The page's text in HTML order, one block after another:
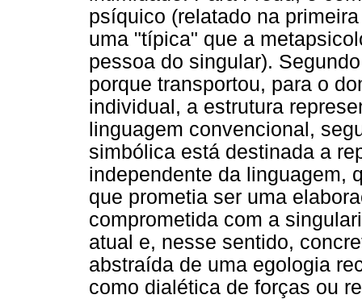
psíquico (relatado na
uma "típica" que a
pessoa do singular).
porque transportou, para o
individual, a estrutura
linguagem convencional,
simbólica está destinada a
independente da linguagem,
que prometia ser uma
comprometida com a
atual e, nesse sentido,
abstraída de uma egologia
como dialética de forças ou